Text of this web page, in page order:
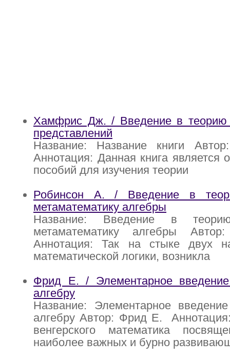
Хамфрис Дж. / Введение в теорию
представлений
Название: Название книги
Аннотация: Данная книга является
пособий для изучения теории
Робинсон А. / Введение в
метаматематику алгебры
Название: Введение в
метаматематику алгебры
Аннотация: Так на стыке двух
математической логики, возникла
Фрид Е. / Элементарное
алгебру
Название: Элементарное
алгебру Автор: Фрид Е. Аннотация:
венгерского математика
наиболее важных и бурно